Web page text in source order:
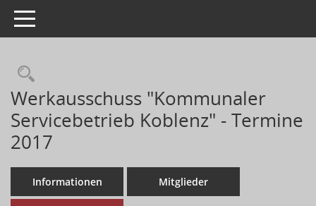
Toggle navigation
Werkausschuss "Kommunaler
Servicebetrieb Koblenz" - Termine
2017
Informationen Mitglieder